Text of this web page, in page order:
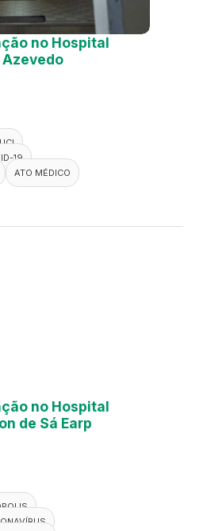
no Hospital
Azevedo
19
ATO MÉDICO
no Hospital
de Sá Earp